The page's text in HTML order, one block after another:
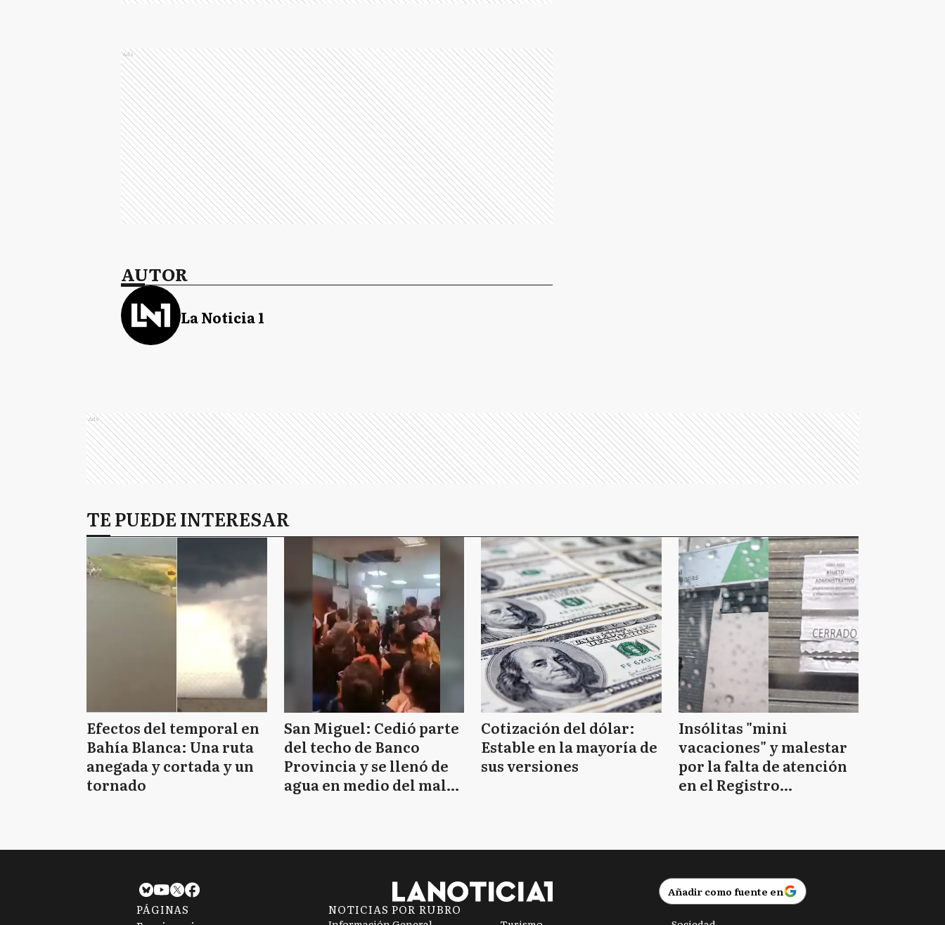
Ads
AUTOR
La Noticia 1
Ads
TE PUEDE INTERESAR
Efectos del temporal en
Bahía Blanca: Una ruta
anegada y cortada y un
tornado
San Miguel: Cedió parte
del techo de Banco
Provincia y se llenó de
agua en medio del mal
Cotización del dólar:
Estable en la mayoría de
sus versiones
Insólitas "mini
vacaciones" y malestar
por la falta de atención
en el Registro
Añadir como fuente en
PÁGINAS
NOTICIAS POR RUBRO